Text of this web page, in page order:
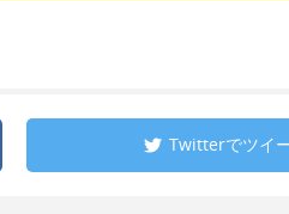
Twitterでツイ